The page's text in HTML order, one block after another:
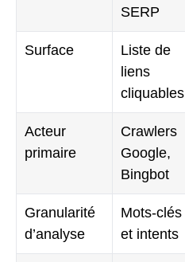
SERP
Surface
Liste de
liens
cliquables
Acteur
primaire
Crawlers
Google,
Bingbot
Granularité
d’analyse
Mots-clés
et intents